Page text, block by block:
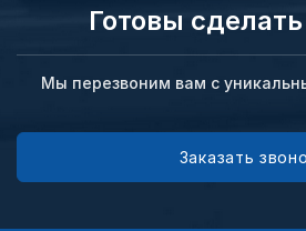
Готовы
Мы перезвоним вам с
Заказать